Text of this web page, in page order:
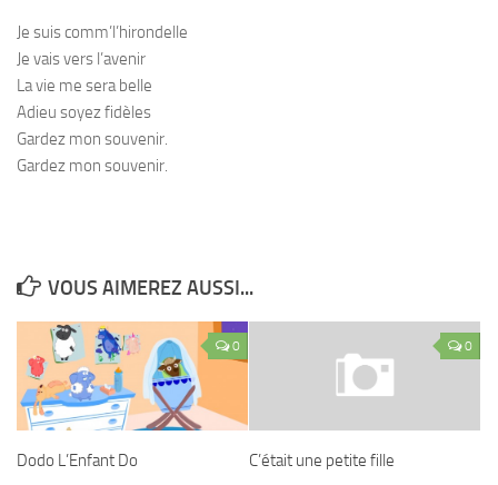
Je suis comm’l’hirondelle
Je vais vers l’avenir
La vie me sera belle
Adieu soyez fidèles
Gardez mon souvenir.
Gardez mon souvenir.
VOUS AIMEREZ AUSSI...
0
Dodo L’Enfant Do
0
C’était une petite fille